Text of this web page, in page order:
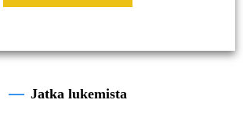
Jatka lukemista